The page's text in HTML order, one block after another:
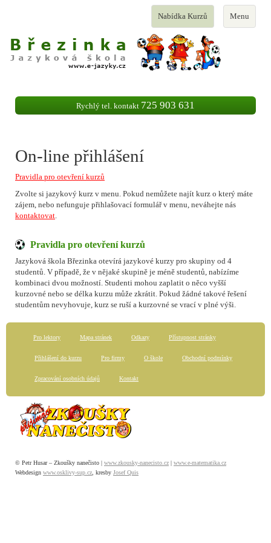
Toggle
navigation
Menu
Toggle
navigation
Nabídka Kurzů
Rychlý tel. kontakt 725 903 631
On-line přihlášení
Pravidla pro otevření kurzů
Zvolte si jazykový kurz v menu. Pokud nemůžete najít kurz o který máte
zájem, nebo nefunguje přihlašovací formulář v menu, neváhejte nás
kontaktovat.
Pravidla pro otevření kurzů
Jazyková škola Březinka otevírá jazykové kurzy pro skupiny od 4
studentů. V případě, že v nějaké skupině je méně studentů, nabízíme
kombinaci dvou možností. Studenti mohou zaplatit o něco vyšší
kurzovné nebo se délka kurzu může zkrátit. Pokud žádné takové řešení
studentům nevyhovuje, kurz se ruší a kurzovné se vrací v plné výši.
Pro lektory Mapa stránek Odkazy Přístupnost stránky
Přihlášení do kurzu Pro firmy O škole Obchodní podmínky
Zpracování osobních údajů Kontakt
© Petr Husar – Zkoušky nanečisto | www.zkousky-nanecisto.cz | www.e-matematika.cz
Webdesign www.osklivy-sup.cz , kresby Josef Quis